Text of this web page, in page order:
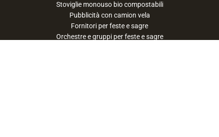
Stoviglie monouso bio compostabili
Pubblicità con camion vela
Fornitori per feste e sagre
Orchestre e gruppi per feste e sagre